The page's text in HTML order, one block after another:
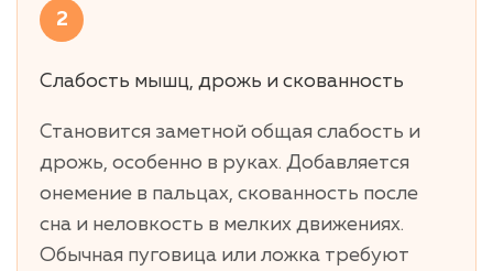
2
Слабость мышц, дрожь и скованность
Становится заметной общая слабость и
дрожь, особенно в руках. Добавляется
онемение в пальцах, скованность после
сна и неловкость в мелких движениях.
Обычная пуговица или ложка требуют